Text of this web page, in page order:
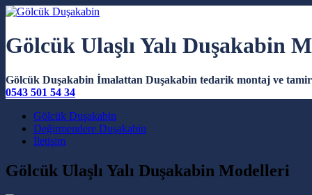
Gölcük Ulaşlı Yalı Duşakabin
Gölcük Duşakabin İmalattan Duşakabin tedarik montaj ve
0543 501 54 34
Main Navigation
Gölcük Duşakabin
Değirmendere Duşakabin
İletişim
Gölcük Ulaşlı Yalı Duşakabin Modelleri